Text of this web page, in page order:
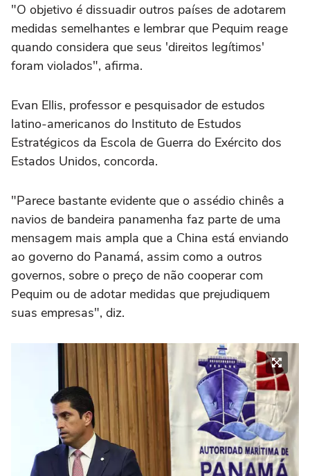
"O objetivo é dissuadir outros países de adotarem
medidas semelhantes e lembrar que Pequim reage
quando considera que seus 'direitos legítimos'
foram violados", afirma.
Evan Ellis, professor e pesquisador de estudos
latino-americanos do Instituto de Estudos
Estratégicos da Escola de Guerra do Exército dos
Estados Unidos, concorda.
"Parece bastante evidente que o assédio chinês a
navios de bandeira panamenha faz parte de uma
mensagem mais ampla que a China está enviando
ao governo do Panamá, assim como a outros
governos, sobre o preço de não cooperar com
Pequim ou de adotar medidas que prejudiquem
suas empresas", diz.